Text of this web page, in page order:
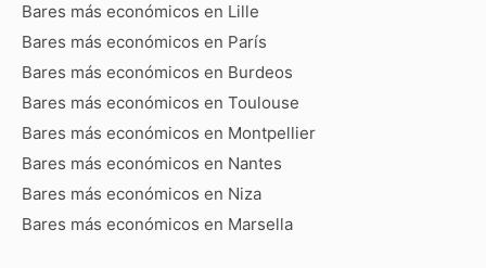
Bares más económicos en Lille
Bares más económicos en París
Bares más económicos en Burdeos
Bares más económicos en Toulouse
Bares más económicos en Montpellier
Bares más económicos en Nantes
Bares más económicos en Niza
Bares más económicos en Marsella